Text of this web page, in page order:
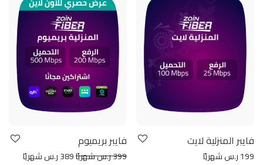
فايبر المنزلية لايت
199 ر.س شهريًا
فايبر بريميوم
399 ر.س شهريًا